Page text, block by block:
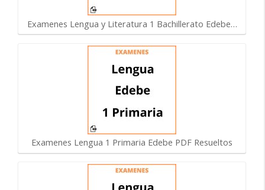
Examenes Lengua y Literatura 1 Bachillerato Edebe…
Examenes Lengua 1 Primaria Edebe PDF Resueltos